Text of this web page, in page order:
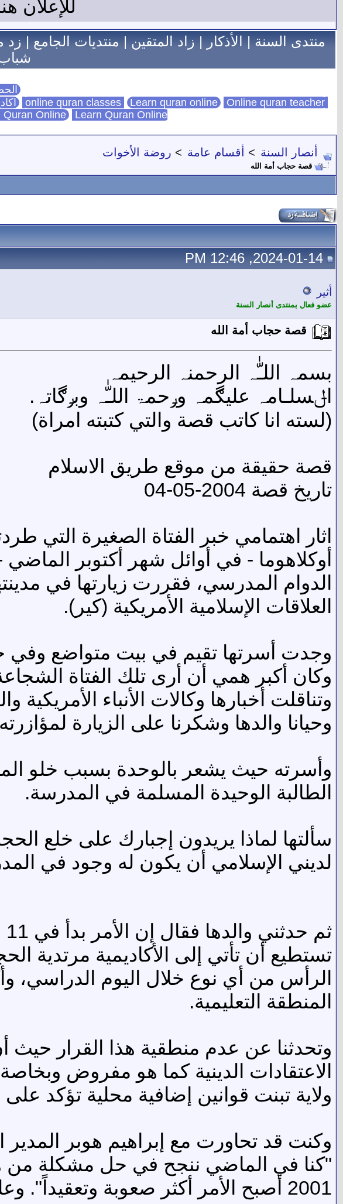
للإعلان
منتدى السنة|الأذكار|زاد المتقين|منتديات الجامع|زد
Learn quran online Online quran teacher
Online Learn Quran Online
أنصار السنة > أقسام عامة > روضة الأخوات
قصة حجاب أمة الله
2024-01-14, 12:46 PM
أثير
عضو فعال بمنتدى أنصار السنة
قصة حجاب أمة الله
بسمہ اللـّٰہ الرحمنہ الرحيمہ
اݪسلـامہ عليڰمہ وݛحمۃ اللـّٰہ وبݛڰاتہ.
(لسته انا كاتب قصة والتي كتبته امراة)
قصة حقيقة من موقع طريق الاسلام
تاريخ قصة 2004-05-04
اثار اهتمامي خبر الفتاة الصغيرة التي
أوكلاهوما - في أوائل شهر أكتوبر
الدوام المدرسي، فقررت زيارتها في
العلاقات الإسلامية الأمريكية (كير).
وجدت أسرتها تقيم في بيت متواضع وفي
وكان أكبر همي أن أرى تلك الفتاة
وتناقلت أخبارها وكالات الأنباء
وحيانا والدها وشكرنا على الزيارة لمؤازرته
وأسرته حيث يشعر بالوحدة بسبب خلو
الطالبة الوحيدة المسلمة في المدرسة.
سألتها لماذا يريدون إجبارك على خلع
لديني الإسلامي أن يكون له وجود في
تستطيع أن تأتي إلى الأكاديمية مرتدية
الرأس من أي نوع خلال اليوم الدراسي،
المنطقة التعليمية.
وتحدثنا عن عدم منطقية هذا القرار حيث
الاعتقادات الدينية كما هو مفروض
ولاية تبنت قوانين إضافية محلية تؤكد على
وكنت قد تحاورت مع إبراهيم هوبر
"كنا في الماضي ننجح في حل مشكلة من
2001 أصبح الأمر أكثر صعوبة وتعقيداً". وعلى كل حال